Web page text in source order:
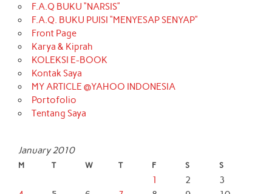
F.A.Q BUKU “NARSIS”
F.A.Q. BUKU PUISI “MENYESAP SENYAP”
Front Page
Karya & Kiprah
KOLEKSI E-BOOK
Kontak Saya
MY ARTICLE @YAHOO INDONESIA
Portofolio
Tentang Saya
January 2010
M T W T F S S
1 2
3